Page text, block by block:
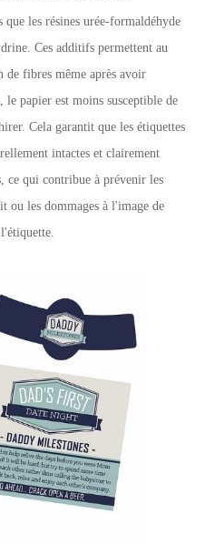
que les résines urée-formaldéhyde
Ces additifs permettent au
de fibres même après avoir
le papier est moins susceptible de
Cela garantit que les étiquettes
intactes et clairement
ce qui contribue à prévenir les
ou les dommages à l'image de